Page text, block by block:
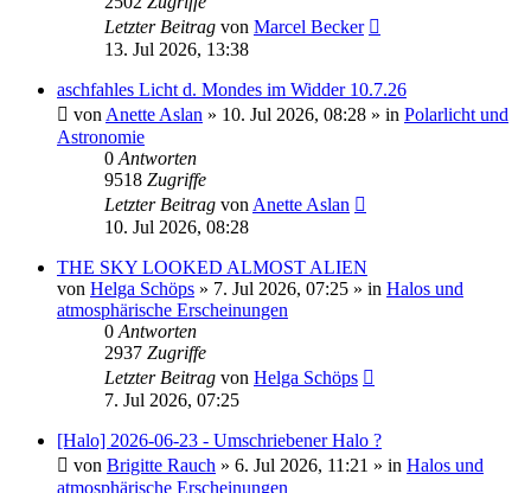
Letzter Beitrag von Marcel Becker
13. Jul 2026, 13:38
aschfahles Licht d. Mondes im Widder 10.7.26
von Anette Aslan » 10. Jul 2026, 08:28 » in Polarlicht und
Astronomie
0 Antworten
9518 Zugriffe
Letzter Beitrag von Anette Aslan
10. Jul 2026, 08:28
THE SKY LOOKED ALMOST ALIEN
von Helga Schöps » 7. Jul 2026, 07:25 » in Halos und
atmosphärische Erscheinungen
0 Antworten
2937 Zugriffe
Letzter Beitrag von Helga Schöps
7. Jul 2026, 07:25
[Halo] 2026-06-23 - Umschriebener Halo ?
von Brigitte Rauch » 6. Jul 2026, 11:21 » in Halos und
atmosphärische Erscheinungen